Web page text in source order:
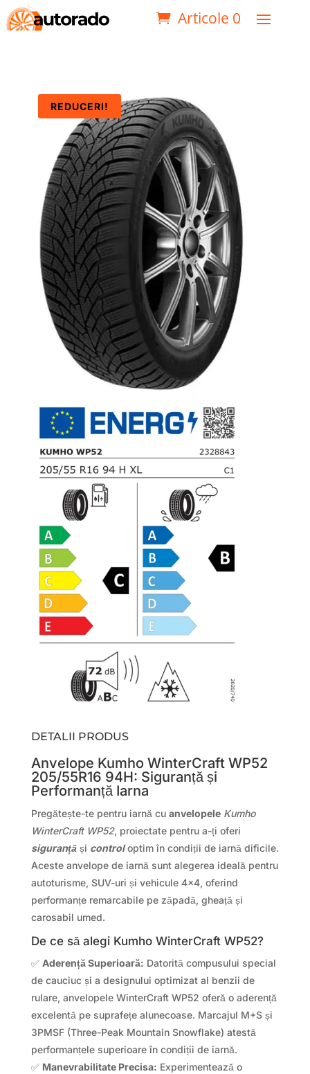
Articole 0
REDUCERI!
DETALII PRODUS
Anvelope Kumho WinterCraft WP52
205/55R16 94H: Siguranță și
Performanță Iarna
Pregătește-te pentru iarnă cu anvelopele Kumho
WinterCraft WP52, proiectate pentru a-ți oferi
siguranțăși controloptim în condiții de iarnă dificile.
Aceste anvelope de iarnă sunt alegerea ideală pentru
autoturisme, SUV-uri și vehicule 4×4, oferind
performanțe remarcabile pe zăpadă, gheață și
carosabil umed.
De ce să alegi Kumho WinterCraft WP52?
✅ Aderență Superioară: Datorită compusului special
de cauciuc și a designului optimizat al benzii de
rulare, anvelopele WinterCraft WP52 oferă o aderență
excelentă pe suprafețe alunecoase. Marcajul M+S și
3PMSF (Three-Peak Mountain Snowflake) atestă
performanțele superioare în condiții de iarnă.
✅ Manevrabilitate Precisa: Experimentează o